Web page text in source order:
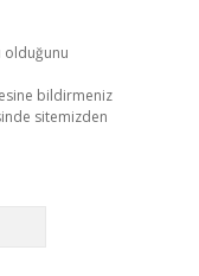
olduğunu
bildirmeniz
sitemizden